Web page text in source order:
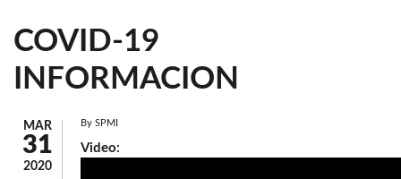
COVID-19
INFORMACION
MAR
31
2020
By SPMI
Video: